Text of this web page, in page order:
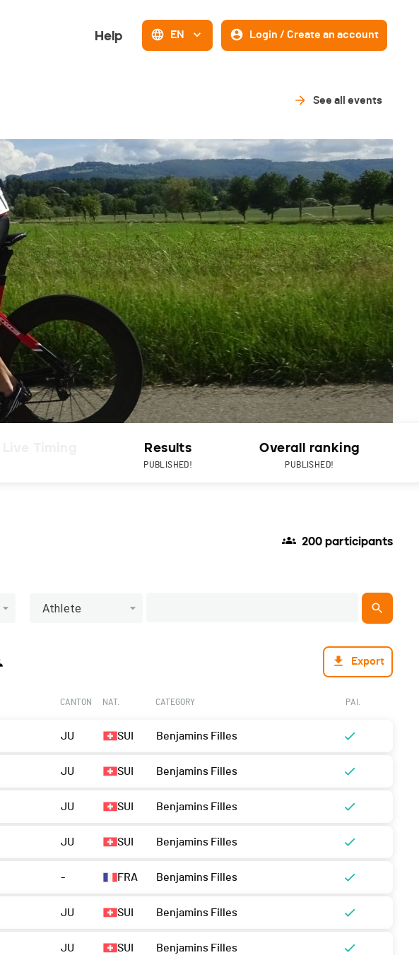
Help EN Login / Create an account
See all events
Results
PUBLISHED!
Overall ranking
PUBLISHED!
200 participants
Athlete
Export
CANTON NAT. CATEGORY PAI.
JU SUI Benjamins Filles
JU SUI Benjamins Filles
JU SUI Benjamins Filles
JU SUI Benjamins Filles
- FRA Benjamins Filles
JU SUI Benjamins Filles
JU SUI Benjamins Filles